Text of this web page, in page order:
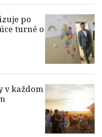
po
turné o
v každom